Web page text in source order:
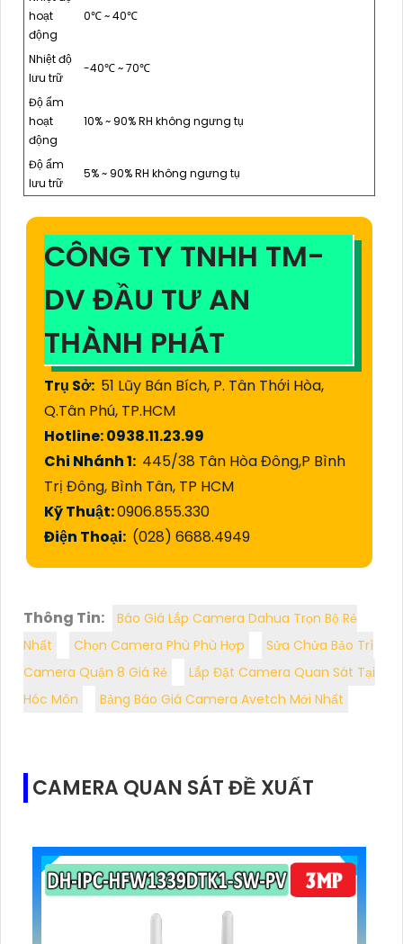
hoạt
động
0℃ ~ 40℃
Nhiệt độ
lưu trữ
-40℃ ~ 70℃
Độ ẩm
hoạt
động
10% ~ 90% RH không ngưng tụ
Độ ẩm
lưu trữ
5% ~ 90% RH không ngưng tụ
CÔNG TY TNHH TM-
DV ĐẦU TƯ AN
THÀNH PHÁT
Trụ Sở: 51 Lũy Bán Bích, P. Tân Thới Hòa,
Q.Tân Phú, TP.HCM
Hotline: 0938.11.23.99
Chi Nhánh 1: 445/38 Tân Hòa Đông,P Bình
Trị Đông, Bình Tân, TP HCM
Kỹ Thuật:0906.855.330
Điện Thoại: (028) 6688.4949
Thông Tin:
Báo Giá Lắp Camera Dahua Trọn Bộ Rẻ
Nhất
Chọn Camera Phù Phù Hợp
Sửa Chửa Bảo Trì
Camera Quận 8 Giá Rẻ
Lắp Đặt Camera Quan Sát Tại
Hóc Môn
Bảng Báo Giá Camera Avetch Mới Nhất
CAMERA QUAN SÁT ĐỀ XUẤT